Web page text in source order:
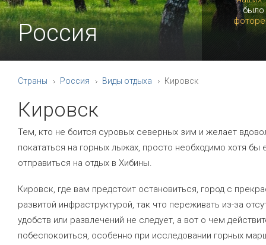
было
Россия
Страны Россия Виды отдыха Кировск
Кировск
Тем, кто не боится суровых северных зим и желает
покататься на горных лыжах, просто необходимо хотя бы
отправиться на отдых в Хибины.
Кировск, где вам предстоит остановиться, город с
развитой инфраструктурой, так что переживать из-за
удобств или развлечений не следует, а вот о чем
побеспокоиться, особенно при исследовании горных